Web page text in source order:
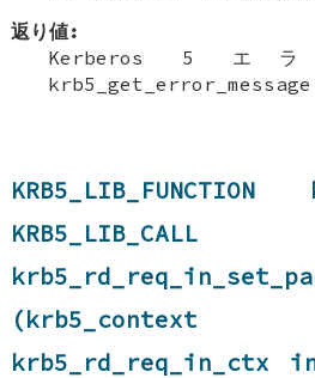
返り値:
Kerberos 5 エ
KRB5_LIB_CALL
krb5_rd_req_in_ctx